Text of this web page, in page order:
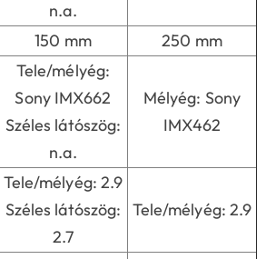
n.a.
150 mm 250 mm
Tele/mélyég:
Sony IMX662
Széles látószög:
n.a.
Mélyég: Sony
IMX462
Tele/mélyég: 2.9
Széles látószög:
2.7
Tele/mélyég: 2.9